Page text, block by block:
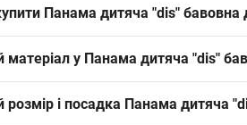
Панама дитяча "dis" бавовна
закриває попит надитячі панами
матеріал у Панама дитяча "dis"
для формування асортименту на
розмір і посадка Панама дитяча